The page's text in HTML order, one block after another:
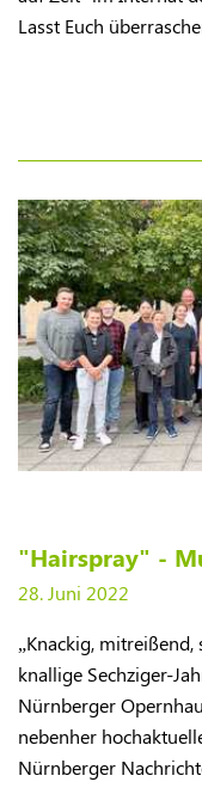
Lasst Euch
"Hairspray" -
28. Juni 2022
„Knackig,
knallige Sechziger-
Nürnberger
nebenher
Nürnberger